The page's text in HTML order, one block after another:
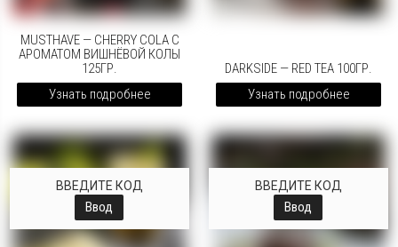
MUSTHAVE — CHERRY COLA С
АРОМАТОМ ВИШНЁВОЙ КОЛЫ
125ГР.
Узнать подробнее
DARKSIDE — RED TEA 100ГР.
Узнать подробнее
ВВЕДИТЕ КОД
Ввод
ВВЕДИТЕ КОД
Ввод